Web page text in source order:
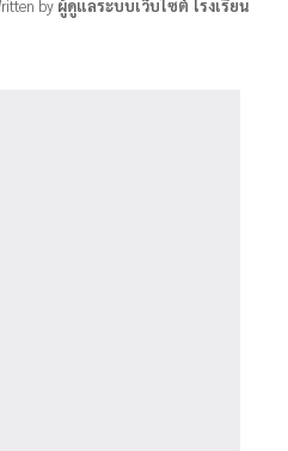
by ผู้ดูแลระบบเว็บไซต์ โรงเรียน